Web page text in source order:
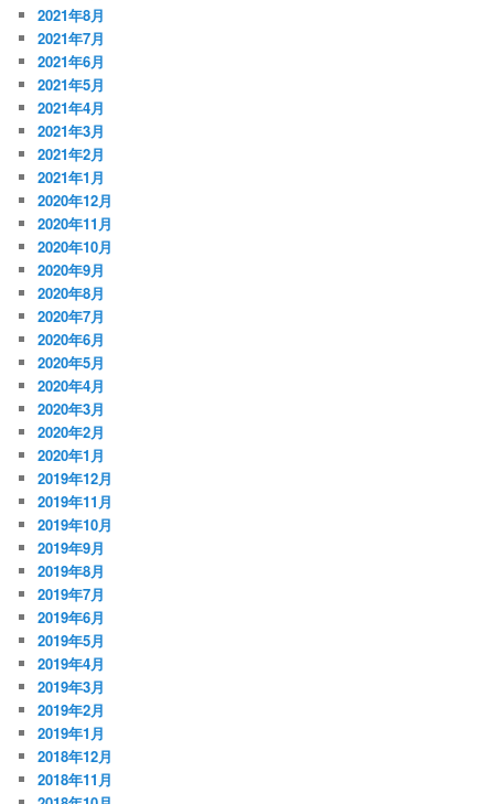
2021年8月
2021年7月
2021年6月
2021年5月
2021年4月
2021年3月
2021年2月
2021年1月
2020年12月
2020年11月
2020年10月
2020年9月
2020年8月
2020年7月
2020年6月
2020年5月
2020年4月
2020年3月
2020年2月
2020年1月
2019年12月
2019年11月
2019年10月
2019年9月
2019年8月
2019年7月
2019年6月
2019年5月
2019年4月
2019年3月
2019年2月
2019年1月
2018年12月
2018年11月